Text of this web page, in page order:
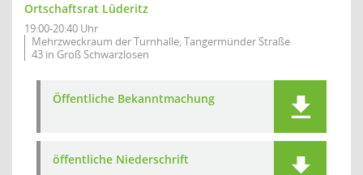
Ortschaftsrat Lüderitz
19:00-20:40 Uhr
Mehrzweckraum der Turnhalle, Tangermünder Straße
43 in Groß Schwarzlosen
Öffentliche Bekanntmachung
öffentliche Niederschrift